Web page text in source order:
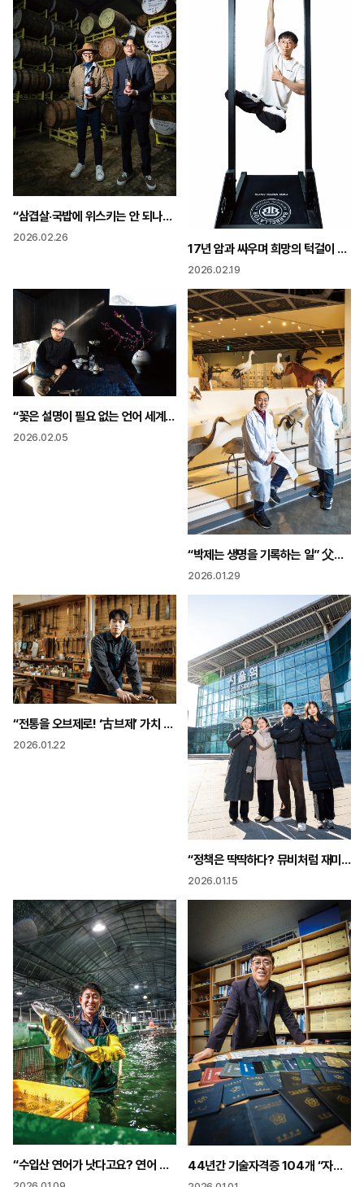
“삼겹살·국밥에 위스키는 안 되나요?” 한국의 맛 입힌 K-위스키의 도전
2026.02.26
17년 암과 싸우며 희망의 턱걸이 “나를 죽이지 못한 고통은 나를 더 강하게 만들 뿐”
2026.02.19
“꽃은 설명이 필요 없는 언어 세계인이 즐기는 예술로”
2026.02.05
“박제는 생명을 기록하는 일” 父子 합쳐 57년 천연기념동물에 새 숨결을
2026.01.29
“전통을 오브제로! ‘古브제’ 가치 외국인들이 먼저 알아봐요”
2026.01.22
“정책은 딱딱하다? 뮤비처럼 재미있게 타임랩스 영상에 신나는 랩 얹어”
2026.01.15
“수입산 연어가 낫다고요? 연어 본고장에서도 양식장 견학 와요” 44년간 기술자격증 104개 “자격증은 내 버팀목 정년 없는 삶 만들어줘”